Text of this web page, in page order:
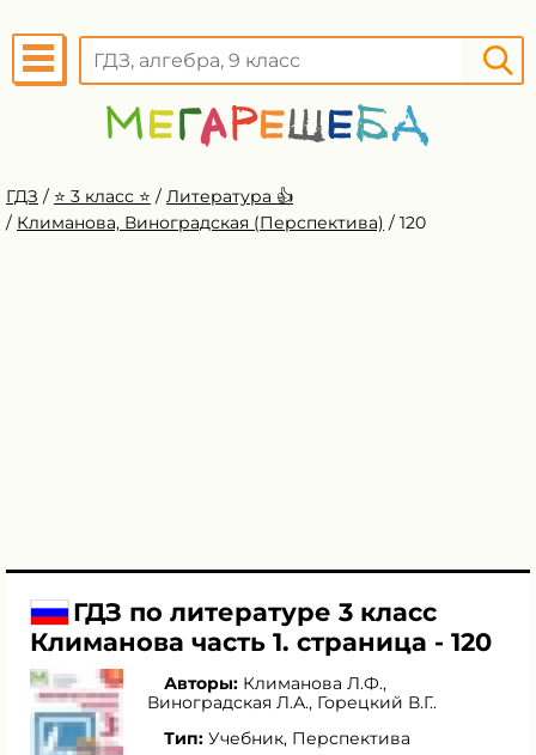
ГДЗ / ⭐️ 3 класс ⭐️ / Литература 👍
/ Климанова, Виноградская (Перспектива) / 120
ГДЗ по литературе 3 класс
Климанова часть 1. страница - 120
Авторы: Климанова Л.Ф.,
Виноградская Л.А., Горецкий В.Г..
Тип: Учебник, Перспектива